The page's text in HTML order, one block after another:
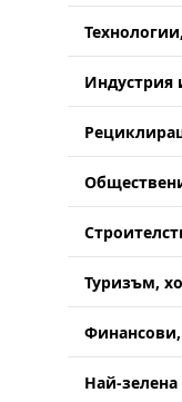
Индустрия
Туризъм,
Най-зелена